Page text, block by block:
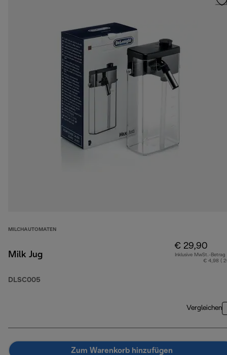
MILCHAUTOMATEN
Milk Jug
DLSC005
€ 29,90
Inklusive MwSt.-Betrag
€ 4,98 (
Vergleichen
Zum Warenkorb hinzufügen